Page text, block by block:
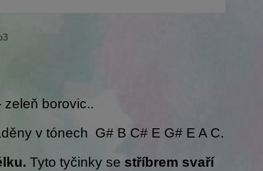
borovic..
v tónech G# B C# E G# E A C.
Tyto tyčinky se stříbrem svaří